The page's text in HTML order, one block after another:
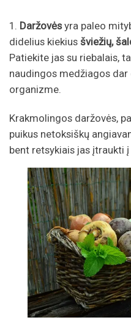
1. Daržovėsyra paleo
didelius kiekius šviežių,
Patiekite jas su riebalais,
naudingos medžiagos
organizme.
Krakmolingos daržovės,
puikus netoksiškų
bent retsykiais jas įtraukti